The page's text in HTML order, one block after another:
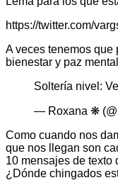
https://twitter.com/
A veces tenemos que
bienestar y paz
Soltería nivel:
— Roxana ❋
Como cuando nos
que nos llegan son
10 mensajes de texto
¿Dónde chingados